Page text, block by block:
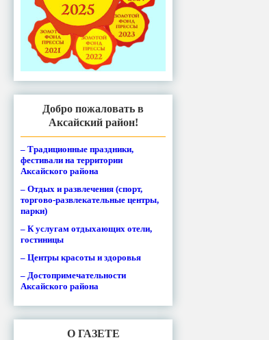
Добро пожаловать в
Аксайский район!
– Традиционные праздники,
фестивали на территории
Аксайского района
– Отдых и развлечения (спорт,
торгово-развлекательные центры,
парки)
– К услугам отдыхающих отели,
гостиницы
– Центры красоты и здоровья
– Достопримечательности
Аксайского района
О ГАЗЕТЕ